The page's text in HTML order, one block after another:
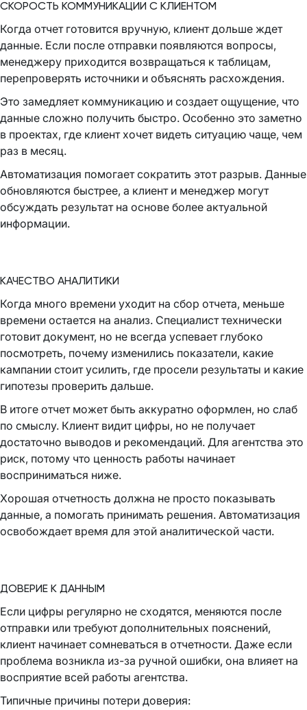
СКОРОСТЬ КОММУНИКАЦИИ С КЛИЕНТОМ
Когда отчет готовится вручную, клиент дольше ждет
данные. Если после отправки появляются вопросы,
менеджеру приходится возвращаться к таблицам,
перепроверять источники и объяснять расхождения.
Это замедляет коммуникацию и создает ощущение, что
данные сложно получить быстро. Особенно это заметно
в проектах, где клиент хочет видеть ситуацию чаще, чем
раз в месяц.
Автоматизация помогает сократить этот разрыв. Данные
обновляются быстрее, а клиент и менеджер могут
обсуждать результат на основе более актуальной
информации.
КАЧЕСТВО АНАЛИТИКИ
Когда много времени уходит на сбор отчета, меньше
времени остается на анализ. Специалист технически
готовит документ, но не всегда успевает глубоко
посмотреть, почему изменились показатели, какие
кампании стоит усилить, где просели результаты и какие
гипотезы проверить дальше.
В итоге отчет может быть аккуратно оформлен, но слаб
по смыслу. Клиент видит цифры, но не получает
достаточно выводов и рекомендаций. Для агентства это
риск, потому что ценность работы начинает
восприниматься ниже.
Хорошая отчетность должна не просто показывать
данные, а помогать принимать решения. Автоматизация
освобождает время для этой аналитической части.
ДОВЕРИЕ К ДАННЫМ
Если цифры регулярно не сходятся, меняются после
отправки или требуют дополнительных пояснений,
клиент начинает сомневаться в отчетности. Даже если
проблема возникла из-за ручной ошибки, она влияет на
восприятие всей работы агентства.
Типичные причины потери доверия: